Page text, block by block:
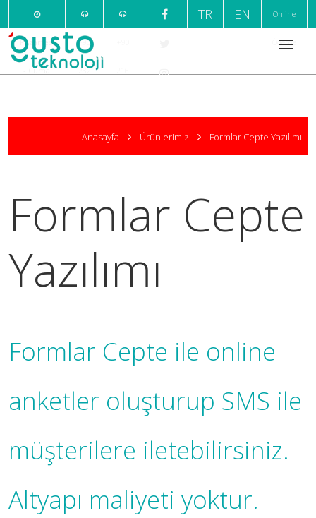
Pazartesi
- Cuma
+90
232
999 666
TR EN Online
Ödeme
Anasayfa Ürünlerimiz Formlar Cepte Yazılımı
Formlar Cepte
Yazılımı
Formlar Cepte ile online
anketler oluşturup SMS ile
müşterilere iletebilirsiniz.
Altyapı maliyeti yoktur.